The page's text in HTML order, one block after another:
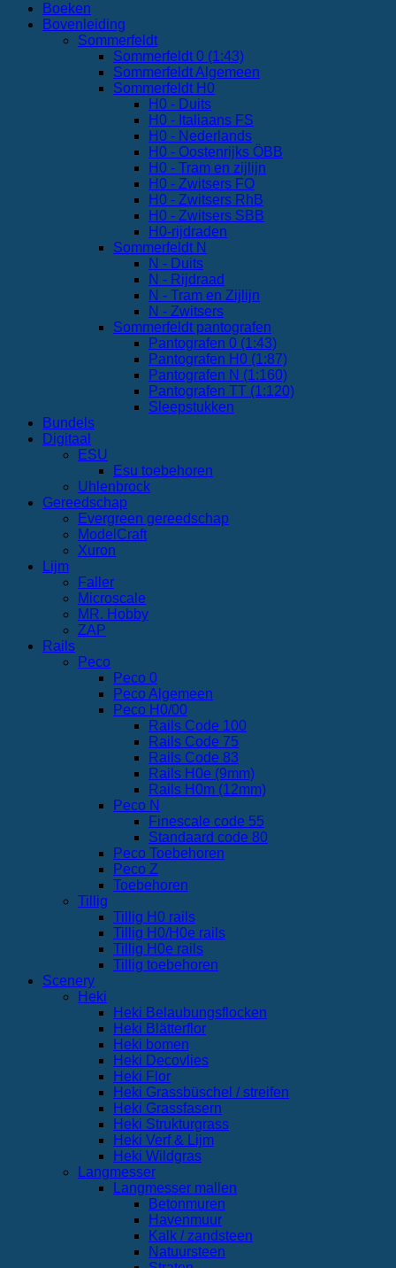
Boeken
Bovenleiding
Sommerfeldt
Sommerfeldt 0 (1:43)
Sommerfeldt Algemeen
Sommerfeldt H0
H0 - Duits
H0 - Italiaans FS
H0 - Nederlands
H0 - Oostenrijks ÖBB
H0 - Tram en zijlijn
H0 - Zwitsers FO
H0 - Zwitsers RhB
H0 - Zwitsers SBB
H0-rijdraden
Sommerfeldt N
N - Duits
N - Rijdraad
N - Tram en Zijlijn
N - Zwitsers
Sommerfeldt pantografen
Pantografen 0 (1:43)
Pantografen H0 (1:87)
Pantografen N (1:160)
Pantografen TT (1:120)
Sleepstukken
Bundels
Digitaal
ESU
Esu toebehoren
Uhlenbrock
Gereedschap
Evergreen gereedschap
ModelCraft
Xuron
Lijm
Faller
Microscale
MR. Hobby
ZAP
Rails
Peco
Peco 0
Peco Algemeen
Peco H0/00
Rails Code 100
Rails Code 75
Rails Code 83
Rails H0e (9mm)
Rails H0m (12mm)
Peco N
Finescale code 55
Standaard code 80
Peco Toebehoren
Peco Z
Toebehoren
Tillig
Tillig H0 rails
Tillig H0/H0e rails
Tillig H0e rails
Tillig toebehoren
Scenery
Heki
Heki Belaubungsflocken
Heki Blätterflor
Heki bomen
Heki Decovlies
Heki Flor
Heki Grassbüschel / streifen
Heki Grassfasern
Heki Strukturgrass
Heki Verf & Lijm
Heki Wildgras
Langmesser
Langmesser mallen
Betonmuren
Havenmuur
Kalk / zandsteen
Natuursteen